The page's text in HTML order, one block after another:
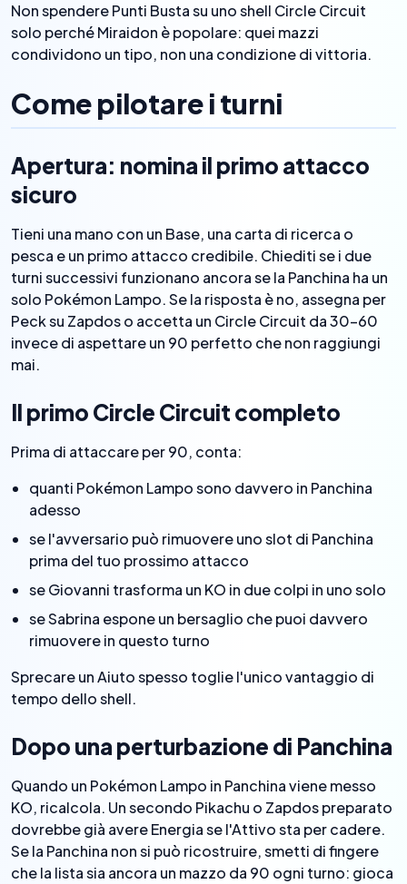
Non spendere Punti Busta su uno shell Circle Circuit
solo perché Miraidon è popolare: quei mazzi
condividono un tipo, non una condizione di vittoria.
Come pilotare i turni
Apertura: nomina il primo attacco
sicuro
Tieni una mano con un Base, una carta di ricerca o
pesca e un primo attacco credibile. Chiediti se i due
turni successivi funzionano ancora se la Panchina ha un
solo Pokémon Lampo. Se la risposta è no, assegna per
Peck su Zapdos o accetta un Circle Circuit da 30–60
invece di aspettare un 90 perfetto che non raggiungi
mai.
Il primo Circle Circuit completo
Prima di attaccare per 90, conta:
quanti Pokémon Lampo sono davvero in Panchina
adesso
se l'avversario può rimuovere uno slot di Panchina
prima del tuo prossimo attacco
se Giovanni trasforma un KO in due colpi in uno solo
se Sabrina espone un bersaglio che puoi davvero
rimuovere in questo turno
Sprecare un Aiuto spesso toglie l'unico vantaggio di
tempo dello shell.
Dopo una perturbazione di Panchina
Quando un Pokémon Lampo in Panchina viene messo
KO, ricalcola. Un secondo Pikachu o Zapdos preparato
dovrebbe già avere Energia se l'Attivo sta per cadere.
Se la Panchina non si può ricostruire, smetti di fingere
che la lista sia ancora un mazzo da 90 ogni turno: gioca